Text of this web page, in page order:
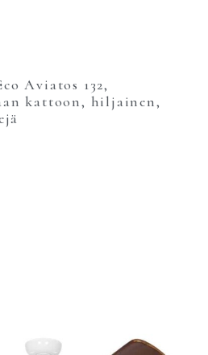
Aviatos 132,
kattoon, hiljainen,